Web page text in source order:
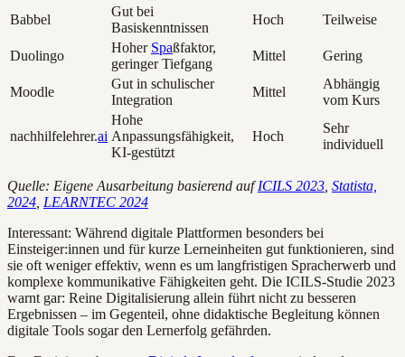
Babbel
Gut bei
Basiskenntnissen
Hoch Teilweise
Duolingo
Hoher Spaßfaktor,
geringer Tiefgang
Mittel Gering
Moodle
Gut in schulischer
Integration
Mittel
Abhängig
vom Kurs
nachhilfelehrer.ai
Hohe
Anpassungsfähigkeit,
KI-gestützt
Hoch
Sehr
individuell
Quelle: Eigene Ausarbeitung basierend aufICILS 2023 Statista,
2024 LEARNTEC 2024
Interessant: Während digitale Plattformen besonders bei
Einsteiger:innen und für kurze Lerneinheiten gut funktionieren, sind
sie oft weniger effektiv, wenn es um langfristigen Spracherwerb und
komplexe kommunikative Fähigkeiten geht. Die ICILS-Studie 2023
warnt gar: Reine Digitalisierung allein führt nicht zu besseren
Ergebnissen – im Gegenteil, ohne didaktische Begleitung können
digitale Tools sogar den Lernerfolg gefährden.